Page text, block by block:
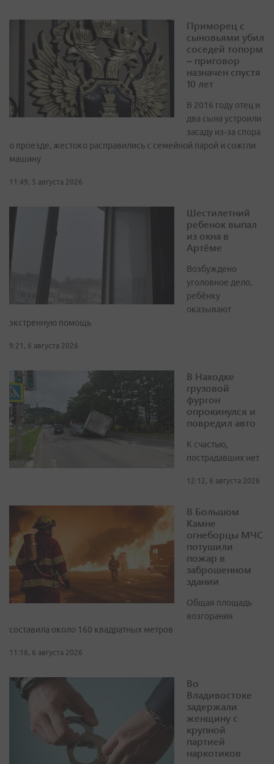
Приморец с
сыновьями убил
соседей топорм
– приговор
назначен спустя
10 лет
В 2016 году отец и
два сына устроили
засаду из‑за спора
о проезде, жестоко расправились с семейной парой и сожгли
машину
11:49, 5 августа 2026
Шестилетний
ребенок выпал
из окна в
Артёме
Возбуждено
уголовное дело,
ребёнку
оказывают
экстренную помощь
9:21, 6 августа 2026
В Находке
грузовой
фургон
опрокинулся и
повредил авто
К счастью,
пострадавших нет
12:12, 6 августа 2026
В Большом
Камне
огнеборцы МЧС
потушили
пожар в
заброшенном
здании
Общая площадь
возгорания
составила около 160 квадратных метров
11:16, 6 августа 2026
Во
Владивостоке
задержали
женщину с
крупной
партией
наркотиков